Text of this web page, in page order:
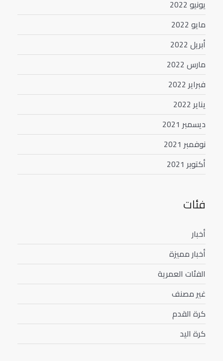
يونيو 2022
مايو 2022
أبريل 2022
مارس 2022
فبراير 2022
يناير 2022
ديسمبر 2021
نوفمبر 2021
أكتوبر 2021
فئات
أخبار
أخبار مميزة
الفئات العمرية
غير مصنف
كرة القدم
كرة اليد